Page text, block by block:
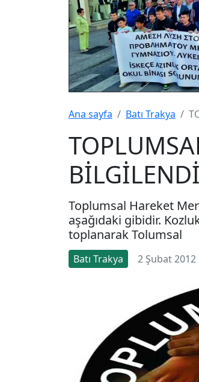
Ana sayfa Batı Trakya
Toplumsal Hareket
aşağıdaki gibidir.
toplanarak Tolumsal
Batı Trakya 2 Şubat 2012